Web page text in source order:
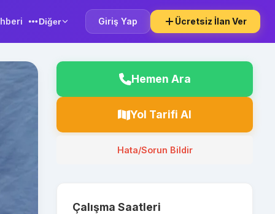
Diğer Giriş Yap Ücretsiz İlan Ver
Hemen Ara
Yol Tarifi Al
Hata/Sorun Bildir
Çalışma Saatleri